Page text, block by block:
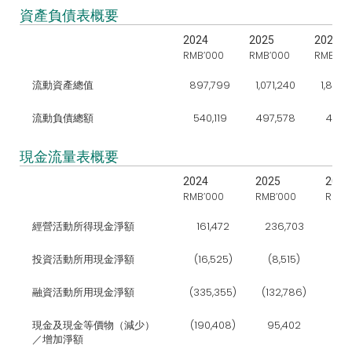
資產負債表概要
2024
RMB’000
2025
RMB’000
2026
流動資產總值 897,799 1,071,240
流動負債總額 540,119 497,578
現金流量表概要
2024
RMB’000
2025
RMB’000
2026
經營活動所得現金淨額 161,472 236,703
投資活動所用現金淨額 (16,525) (8,515)
融資活動所用現金淨額 (335,355) (132,786)
現金及現金等價物（減少）
／增加淨額
(190,408) 95,402